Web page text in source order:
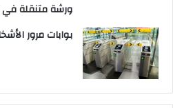
ورشة متنقلة في
بوابات مرور